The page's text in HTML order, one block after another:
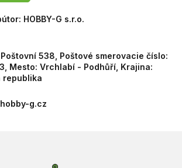
HOBBY-G s.r.o.
538, Poštové smerovacie číslo:
Mesto: Vrchlabí - Podhůří, Krajina:
republika
g.cz